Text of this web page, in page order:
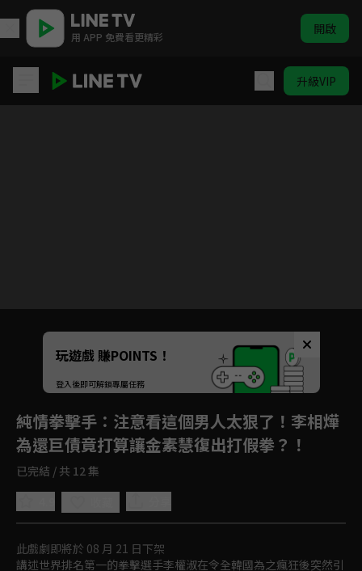
用 APP 免費看更精彩 開啟
升級VIP
Unmute
玩遊戲 賺POINTS！
登入後即可解鎖專屬任務
純情拳擊手 ：注意看這個男人太狠了！李相燁
為還巨債竟打算讓金素慧復出打假拳？！
已完結 / 共 12 集
此戲劇即將於 08 月 21 日下架
講述世界排名第一的拳擊選手李權淑在令全韓國為之瘋狂後突然引